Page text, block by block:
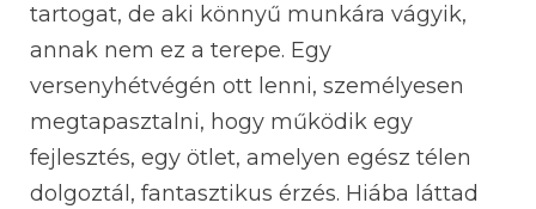
tartogat, de aki könnyű munkára vágyik,
annak nem ez a terepe. Egy
versenyhétvégén ott lenni, személyesen
megtapasztalni, hogy működik egy
fejlesztés, egy ötlet, amelyen egész télen
dolgoztál, fantasztikus érzés. Hiába láttad